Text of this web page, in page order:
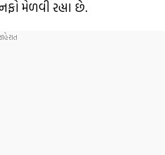
મેળવી રહ્યા છે.